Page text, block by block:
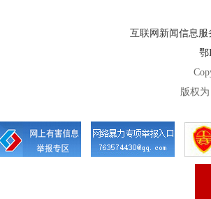
互联网新闻信息服
鄂
版权